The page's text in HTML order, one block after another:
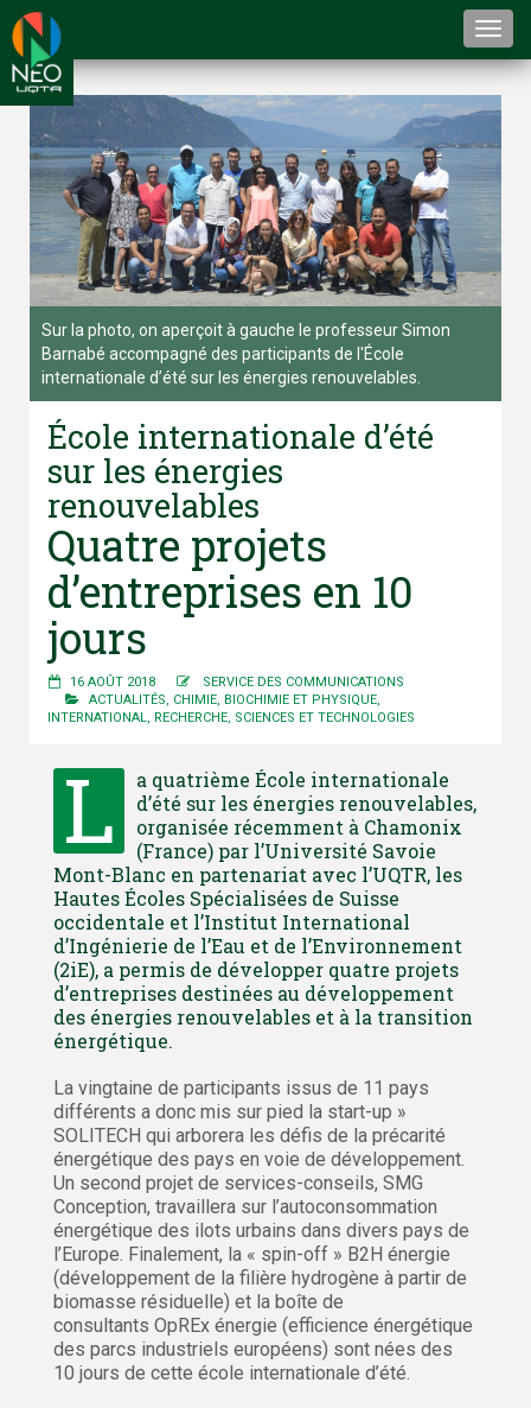
Sur la photo, on aperçoit à gauche le professeur Simon
Barnabé accompagné des participants de l'École
internationale d’été sur les énergies renouvelables.
École internationale d’été
sur les énergies
renouvelables
Quatre projets
d’entreprises en 10
jours
16 AOÛT 2018
SERVICE DES COMMUNICATIONS
ACTUALITÉS, CHIMIE, BIOCHIMIE ET PHYSIQUE,
INTERNATIONAL, RECHERCHE, SCIENCES ET TECHNOLOGIES
L
a quatrième École internationale
d’été sur les énergies renouvelables,
organisée récemment à Chamonix
(France) par l’Université Savoie
Mont-Blanc en partenariat avec l’UQTR, les
Hautes Écoles Spécialisées de Suisse
occidentale et l’Institut International
d’Ingénierie de l’Eau et de l’Environnement
(2iE), a permis de développer quatre projets
d’entreprises destinées au développement
des énergies renouvelables et à la transition
énergétique.
La vingtaine de participants issus de 11 pays
différents a donc mis sur pied la start-up »
SOLITECH qui arborera les défis de la précarité
énergétique des pays en voie de développement.
Un second projet de services-conseils, SMG
Conception, travaillera sur l’autoconsommation
énergétique des ilots urbains dans divers pays de
l’Europe. Finalement, la « spin-off » B2H énergie
(développement de la filière hydrogène à partir de
biomasse résiduelle) et la boîte de
consultants OpREx énergie (efficience énergétique
des parcs industriels européens) sont nées des
10 jours de cette école internationale d’été.